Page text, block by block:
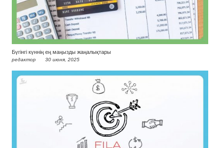
Бүгінгі күннің ең маңызды жаңалықтары
редактор 30 июня, 2025